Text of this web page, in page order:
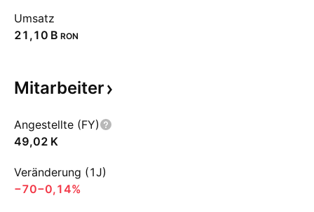
Umsatz
‪21,10 B‬ RON
Mitarbeiter
Angestellte (FY)
‪49,02 K‬
Veränderung (1J)
−70−0,14%